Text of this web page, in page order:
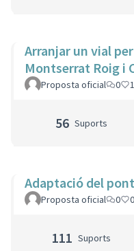
Arranjar un vial per vianants entre Av.
Proposta oficial 0 1
56 Suports
Adaptació del
Proposta oficial 0 0
111 Suports